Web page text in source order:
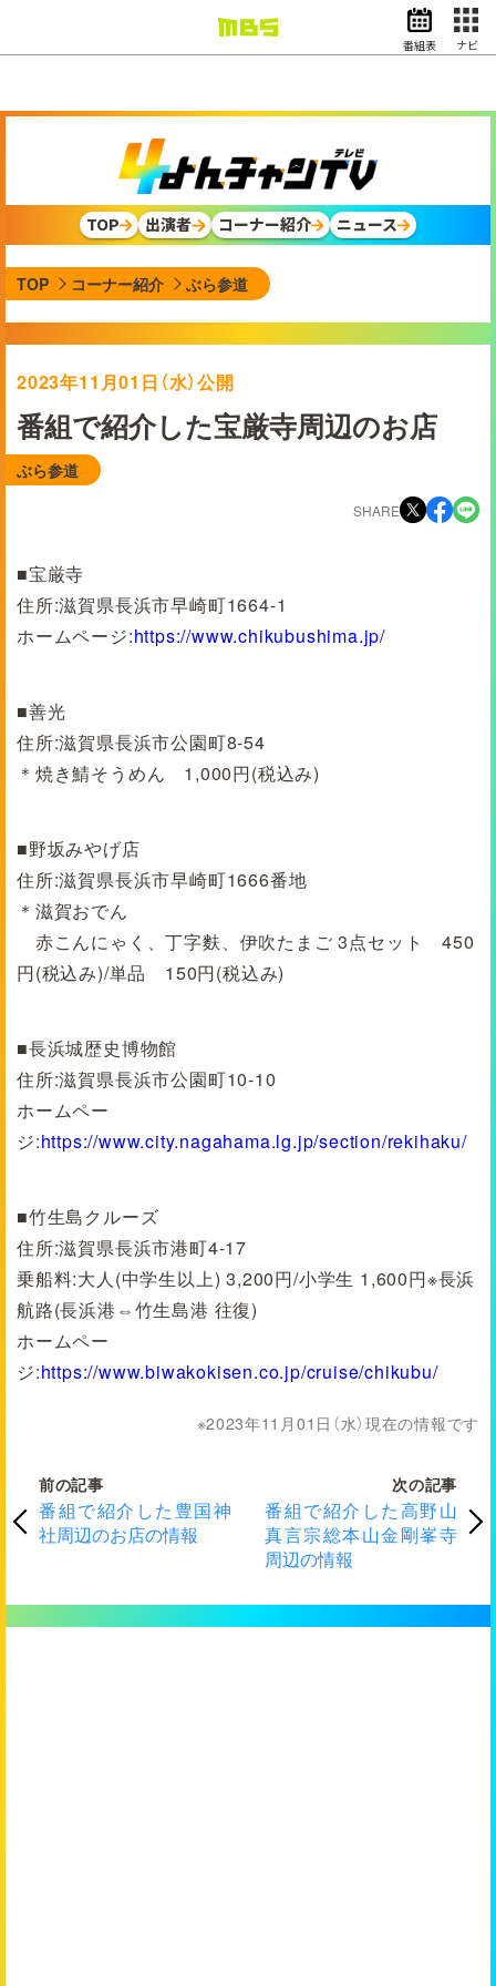
ドラマ
スポーツ
動画イズム ニュース
天気・防災
映画 アナウンサー
グッズ
番組表 ナビ
TOP 出演者 コーナー紹介 ニュース
TOP コーナー紹介 ぶら参道
2023年11月01日（水）公開
番組で紹介した宝厳寺周辺のお店
ぶら参道
SHARE
■宝厳寺
住所:滋賀県長浜市早崎町1664-1
ホームページ:https://www.chikubushima.jp/
■善光
住所:滋賀県長浜市公園町8-54
＊焼き鯖そうめん 1,000円(税込み)
■野坂みやげ店
住所:滋賀県長浜市早崎町1666番地
＊滋賀おでん
赤こんにゃく、丁字麩、伊吹たまご 3点セット 450
円(税込み)/単品 150円(税込み)
■長浜城歴史博物館
住所:滋賀県長浜市公園町10-10
ホームペー
ジ:https://www.city.nagahama.lg.jp/section/rekihaku/
■竹生島クルーズ
住所:滋賀県長浜市港町4-17
乗船料:大人(中学生以上) 3,200円/小学生 1,600円※長浜
航路(長浜港⇔竹生島港 往復)
ホームペー
ジ:https://www.biwakokisen.co.jp/cruise/chikubu/
2023年11月01日（水）現在の情報です
前の記事
番組で紹介した豊国神
社周辺のお店の情報
次の記事
番組で紹介した高野山
真言宗総本山金剛峯寺
周辺の情報